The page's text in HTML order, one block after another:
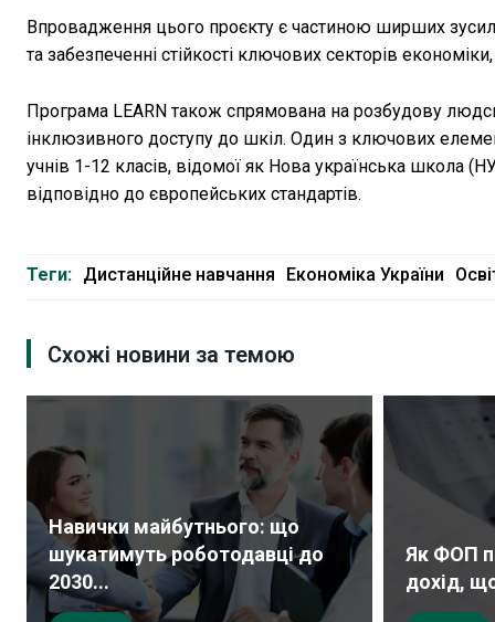
Впровадження цього проєкту є частиною ширших
та забезпеченні стійкості ключових секторів
Програма LEARN також спрямована на розбудову
інклюзивного доступу до шкіл. Один з ключових
учнів 1-12 класів, відомої як Нова українська школа
відповідно до європейських стандартів.
Теги: Дистанційне навчання Економіка України
Схожі новини за темою
Навички майбутнього: що
шукатимуть роботодавці до
2030...
Як ФОП
дохід,